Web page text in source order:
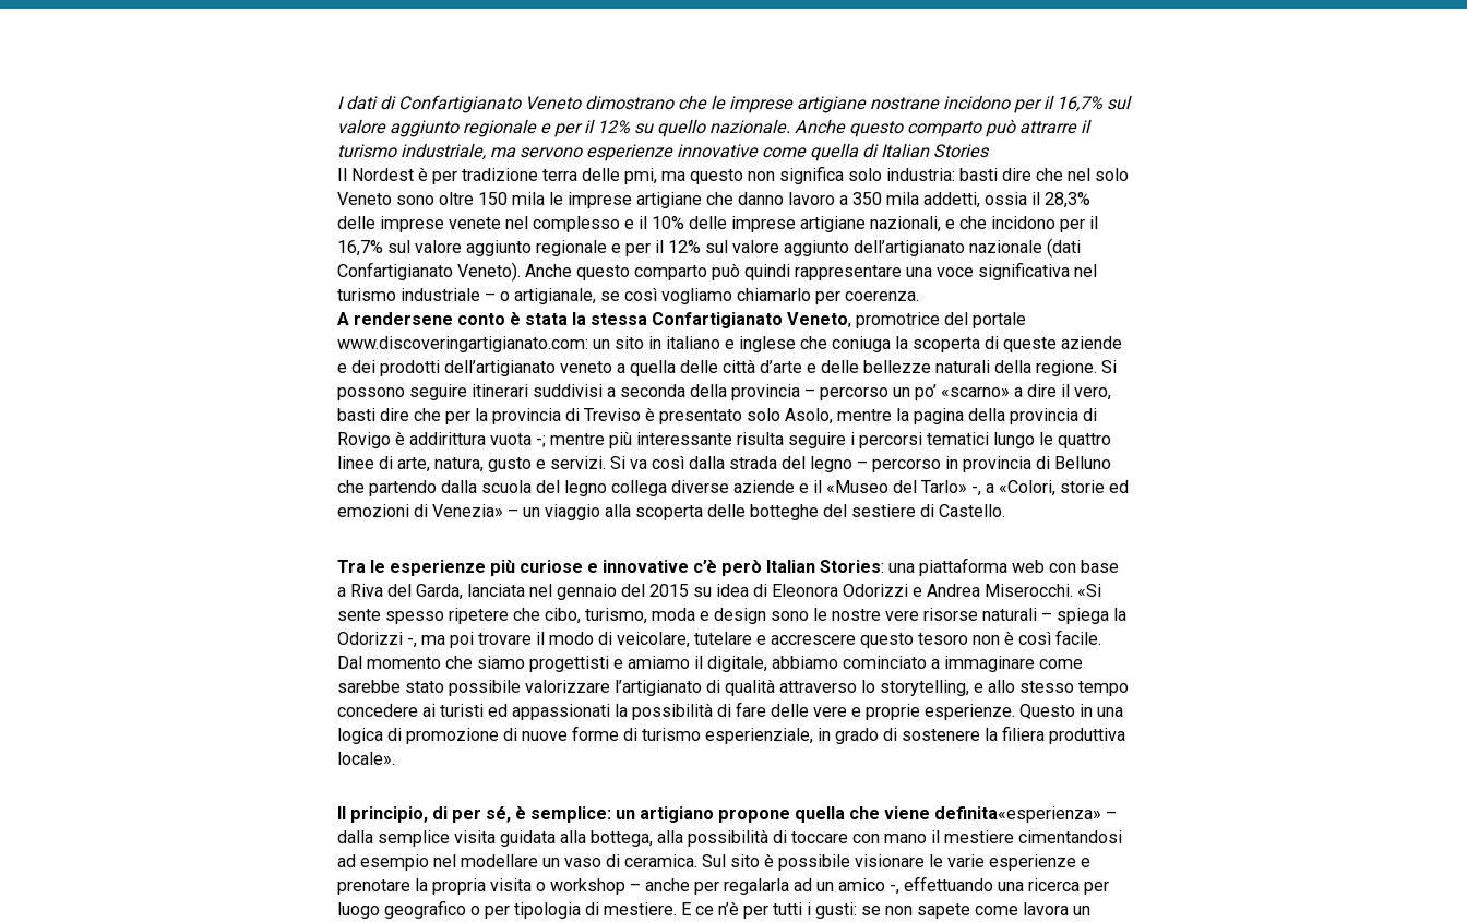
I dati di Confartigianato Veneto dimostrano che le imprese artigiane nostrane incidono per il 16,7% sul
valore aggiunto regionale e per il 12% su quello nazionale. Anche questo comparto può attrarre il
turismo industriale, ma servono esperienze innovative come quella di Italian Stories
Il Nordest è per tradizione terra delle pmi, ma questo non significa solo industria: basti dire che nel solo
Veneto sono oltre 150 mila le imprese artigiane che danno lavoro a 350 mila addetti, ossia il 28,3%
delle imprese venete nel complesso e il 10% delle imprese artigiane nazionali, e che incidono per il
16,7% sul valore aggiunto regionale e per il 12% sul valore aggiunto dell’artigianato nazionale (dati
Confartigianato Veneto). Anche questo comparto può quindi rappresentare una voce significativa nel
turismo industriale – o artigianale, se così vogliamo chiamarlo per coerenza.
A rendersene conto è stata la stessa Confartigianato Veneto, promotrice del portale
www.discoveringartigianato.com: un sito in italiano e inglese che coniuga la scoperta di queste aziende
e dei prodotti dell’artigianato veneto a quella delle città d’arte e delle bellezze naturali della regione. Si
possono seguire itinerari suddivisi a seconda della provincia – percorso un po’ «scarno» a dire il vero,
basti dire che per la provincia di Treviso è presentato solo Asolo, mentre la pagina della provincia di
Rovigo è addirittura vuota -; mentre più interessante risulta seguire i percorsi tematici lungo le quattro
linee di arte, natura, gusto e servizi. Si va così dalla strada del legno – percorso in provincia di Belluno
che partendo dalla scuola del legno collega diverse aziende e il «Museo del Tarlo» -, a «Colori, storie ed
emozioni di Venezia» – un viaggio alla scoperta delle botteghe del sestiere di Castello.
Tra le esperienze più curiose e innovative c’è però Italian Stories: una piattaforma web con base
a Riva del Garda, lanciata nel gennaio del 2015 su idea di Eleonora Odorizzi e Andrea Miserocchi. «Si
sente spesso ripetere che cibo, turismo, moda e design sono le nostre vere risorse naturali – spiega la
Odorizzi -, ma poi trovare il modo di veicolare, tutelare e accrescere questo tesoro non è così facile.
Dal momento che siamo progettisti e amiamo il digitale, abbiamo cominciato a immaginare come
sarebbe stato possibile valorizzare l’artigianato di qualità attraverso lo storytelling, e allo stesso tempo
concedere ai turisti ed appassionati la possibilità di fare delle vere e proprie esperienze. Questo in una
logica di promozione di nuove forme di turismo esperienziale, in grado di sostenere la filiera produttiva
locale».
Il principio, di per sé, è semplice: un artigiano propone quella che viene definita«esperienza» –
dalla semplice visita guidata alla bottega, alla possibilità di toccare con mano il mestiere cimentandosi
ad esempio nel modellare un vaso di ceramica. Sul sito è possibile visionare le varie esperienze e
prenotare la propria visita o workshop – anche per regalarla ad un amico -, effettuando una ricerca per
luogo geografico o per tipologia di mestiere. E ce n’è per tutti i gusti: se non sapete come lavora un